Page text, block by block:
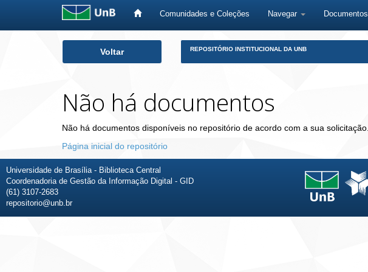
Comunidades e Coleções Navegar Documentos
Voltar REPOSITÓRIO INSTITUCIONAL DA UNB
Não há documentos
Não há documentos disponíveis no repositório de acordo com a sua solicitação.
Página inicial do repositório
Universidade de Brasília - Biblioteca Central
Coordenadoria de Gestão da Informação Digital - GID
(61) 3107-2683
repositorio@unb.br